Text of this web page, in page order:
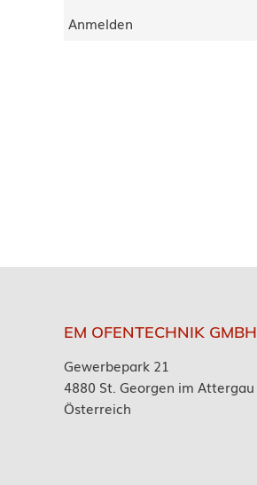
Anmelden
EM OFENTECHNIK GMBH
Gewerbepark 21
4880 St. Georgen im Attergau
Österreich